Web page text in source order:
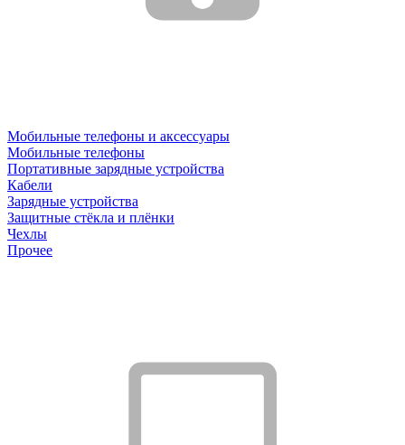
Мобильные телефоны и аксессуары
Мобильные телефоны
Портативные зарядные устройства
Кабели
Зарядные устройства
Защитные стёкла и плёнки
Чехлы
Прочее